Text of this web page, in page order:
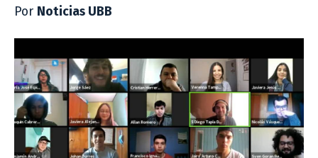
Por Noticias UBB